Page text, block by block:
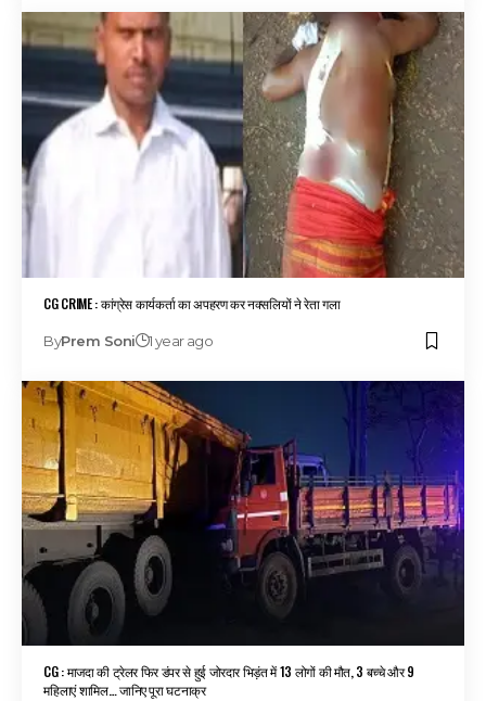
CG CRIME : कांग्रेस कार्यकर्ता का अपहरण कर नक्सलियों ने रेता गला
ByPrem Soni 1 year ago
CG : माजदा की ट्रेलर फिर डंपर से हुई जोरदार भिड़ंत में 13 लोगों की मौत, 3 बच्चे और 9
महिलाएं शामिल… जानिए पूरा घटनाक्र